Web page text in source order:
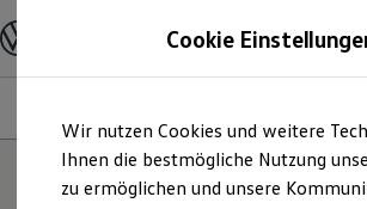
Hauptinhalt
springen
Footer
springen
Modelle und Konfigurator
Konfigurator
Modelle vergleichen
Elektroautos
ENERGY Sondermodelle
Nutzfahrzeuge
SUV und CUV
25Modelle
Cookie
Wir nutzen Cookies und weitere
Ihnen die bestmögliche Nutzung
zu ermöglichen und unsere